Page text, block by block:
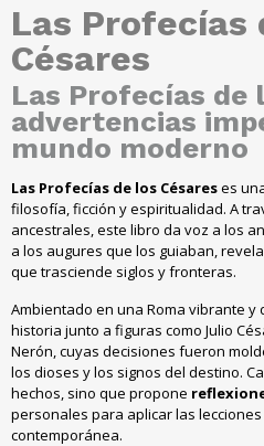
Las Profecías
Césares
Las Profecías de
advertencias
mundo moderno
Las Profecías de los Césareses
filosofía, ficción y espiritualidad. A
ancestrales, este libro da voz a los
a los augures que los guiaban,
que trasciende siglos y fronteras.
Ambientado en una Roma vibrante
historia junto a figuras como Julio
Nerón, cuyas decisiones fueron
los dioses y los signos del destino.
hechos, sino que propone
personales para aplicar las
contemporánea.